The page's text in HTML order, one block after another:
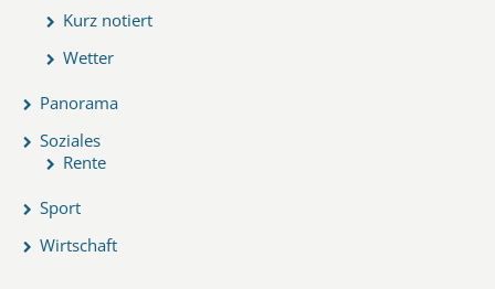
Kurz notiert
Wetter
Panorama
Soziales
Rente
Sport
Wirtschaft